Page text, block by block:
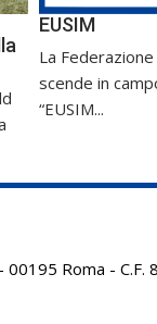
EUSIM
La
scende in
“EUSIM...
Roma - C.F.